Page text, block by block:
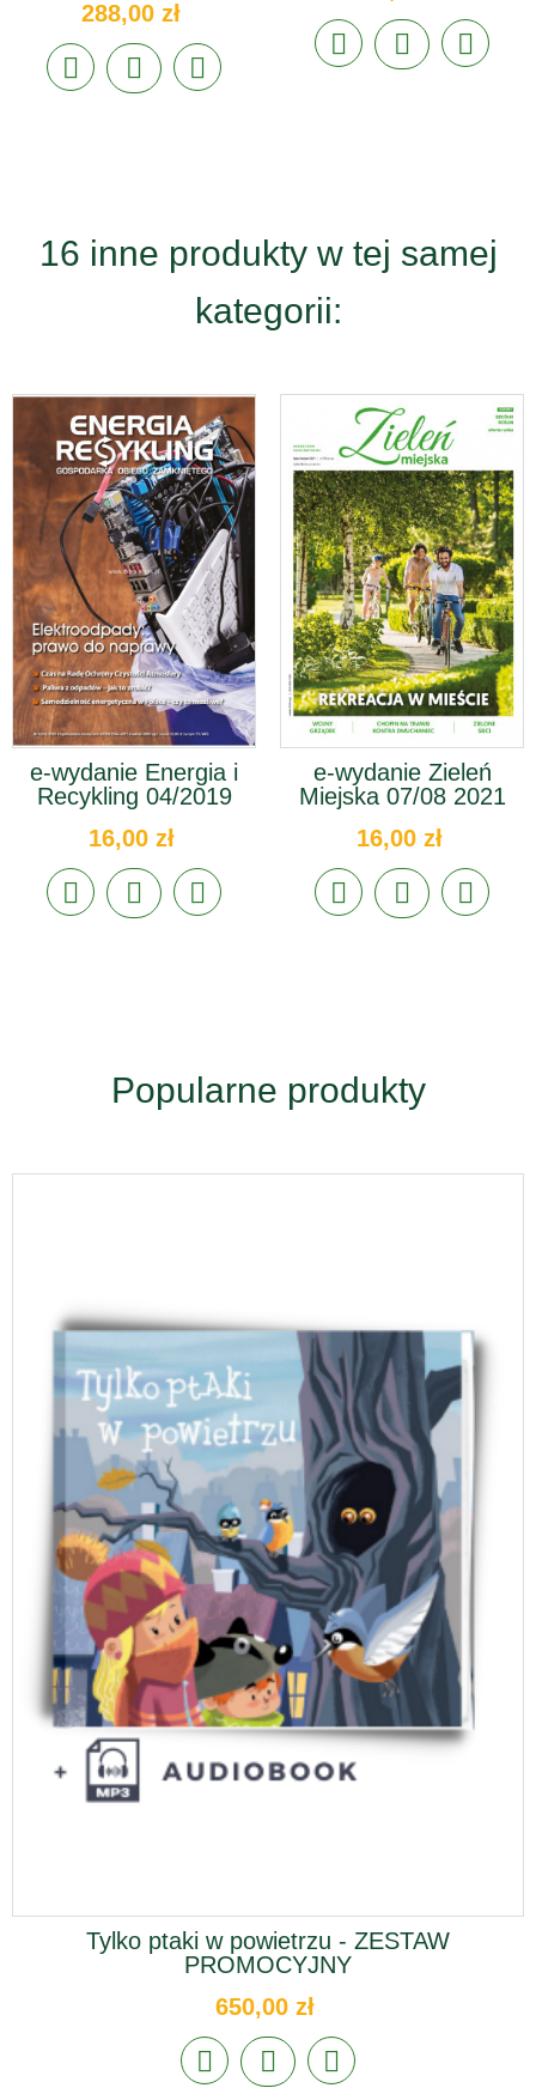
288,00 zł
16 inne produkty w tej samej
kategorii:
e-wydanie Energia i
Recykling 04/2019
16,00 zł
e-wydanie Zieleń
Miejska 07/08 2021
16,00 zł
Popularne produkty
Tylko ptaki w powietrzu - ZESTAW
PROMOCYJNY
650,00 zł